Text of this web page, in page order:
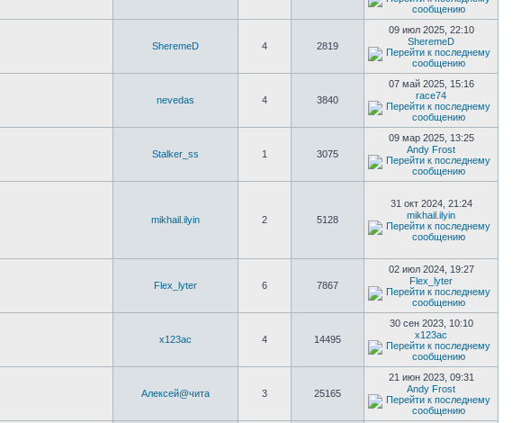
SheremeD 4 2819
09 июл 2025, 22:10
SheremeD
nevedas 4 3840
07 май 2025, 15:16
race74
Stalker_ss 1 3075
09 мар 2025, 13:25
Andy Frost
mikhail.ilyin 2 5128
31 окт 2024, 21:24
mikhail.ilyin
Flex_lyter 6 7867
02 июл 2024, 19:27
Flex_lyter
х123ас 4 14495
30 сен 2023, 10:10
х123ас
Алексей@чита 3 25165
21 июн 2023, 09:31
Andy Frost